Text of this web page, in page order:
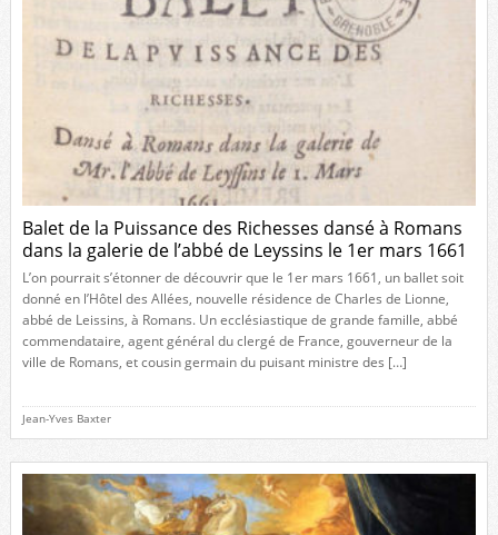
Balet de la Puissance des Richesses dansé à Romans
dans la galerie de l’abbé de Leyssins le 1er mars 1661
L’on pourrait s’étonner de découvrir que le 1er mars 1661, un ballet soit
donné en l’Hôtel des Allées, nouvelle résidence de Charles de Lionne,
abbé de Leissins, à Romans. Un ecclésiastique de grande famille, abbé
commendataire, agent général du clergé de France, gouverneur de la
ville de Romans, et cousin germain du puisant ministre des […]
Jean-Yves Baxter